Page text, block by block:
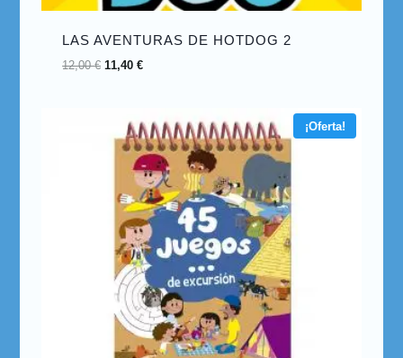
LAS AVENTURAS DE HOTDOG 2
12,00€ 11,40€
¡Oferta!